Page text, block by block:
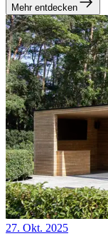
Mehr entdecken
27. Okt. 2025